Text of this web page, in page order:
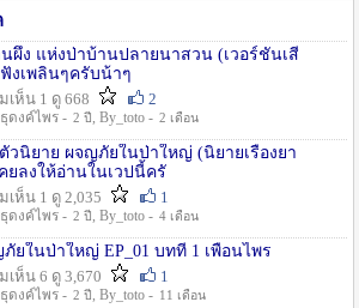
ผึ้ง แห่งป่าบ้านปลายนาสวน (เวอร์ชั่นเสี
งเพลินๆครับน้าๆ
เห็น 1 ดู 668
2
ดงค์ไพร - 2 ปี , By_toto - 2 เดือน
วนิยาย ผจญภัยในป่าใหญ่ (นิยายเรื่องยา
ยลงให้อ่านในเวปนี้ครั
เห็น 1 ดู 2,035
1
ดงค์ไพร - 2 ปี , By_toto - 4 เดือน
ยในป่าใหญ่ EP_01 บทที่ 1 เพื่อนไพร
เห็น 6 ดู 3,670
1
ดงค์ไพร - 2 ปี , By_toto - 11 เดือน